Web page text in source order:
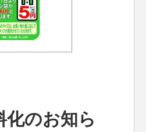
化のお知ら